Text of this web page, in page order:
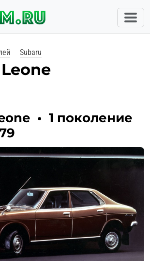
Subaru
• 1 поколение